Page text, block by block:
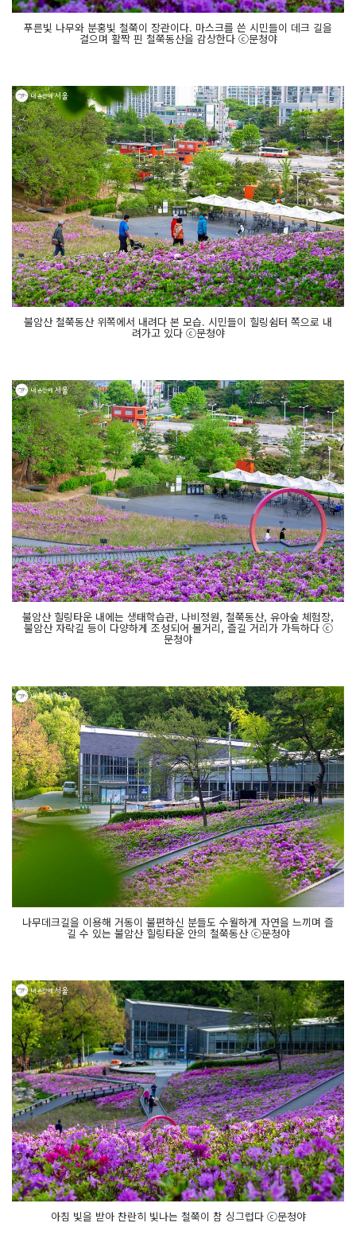
푸른빛 나무와 분홍빛 철쭉이 장관이다. 마스크를 쓴 시민들이 데크 길을
걸으며 활짝 핀 철쭉동산을 감상한다 ⓒ문청야
불암산 철쭉동산 위쪽에서 내려다 본 모습. 시민들이 힐링쉼터 쪽으로 내
려가고 있다 ⓒ문청야
불암산 힐링타운 내에는 생태학습관, 나비정원, 철쭉동산, 유아숲 체험장,
불암산 자락길 등이 다양하게 조성되어 볼거리, 즐길 거리가 가득하다 ⓒ
문청야
나무데크길을 이용해 거동이 불편하신 분들도 수월하게 자연을 느끼며 즐
길 수 있는 불암산 힐링타운 안의 철쭉동산 ⓒ문청야
아침 빛을 받아 찬란히 빛나는 철쭉이 참 싱그럽다 ⓒ문청야